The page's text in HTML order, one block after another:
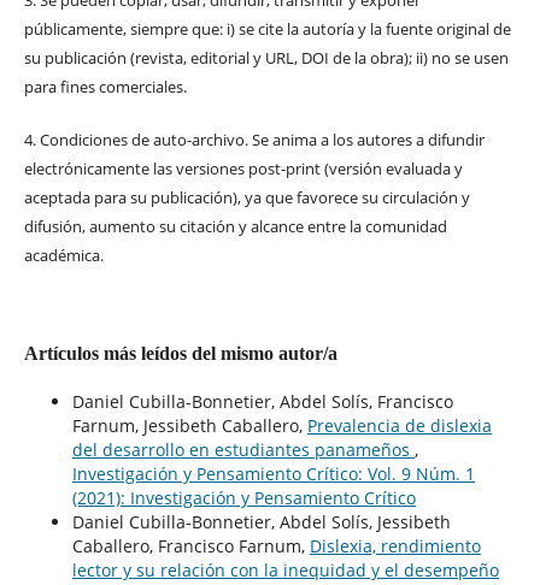
públicamente, siempre que: i) se cite la autoría y la fuente original de
su publicación (revista, editorial y URL, DOI de la obra); ii) no se usen
para fines comerciales.
4. Condiciones de auto-archivo. Se anima a los autores a difundir
electrónicamente las versiones post-print (versión evaluada y
aceptada para su publicación), ya que favorece su circulación y
difusión, aumento su citación y alcance entre la comunidad
académica.
Artículos más leídos del mismo autor/a
Daniel Cubilla-Bonnetier, Abdel Solís, Francisco
Farnum, Jessibeth Caballero, Prevalencia de dislexia
del desarrollo en estudiantes panameños ,
Investigación y Pensamiento Crítico: Vol. 9 Núm. 1
(2021): Investigación y Pensamiento Crítico
Daniel Cubilla-Bonnetier, Abdel Solís, Jessibeth
Caballero, Francisco Farnum, Dislexia, rendimiento
lector y su relación con la inequidad y el desempeño